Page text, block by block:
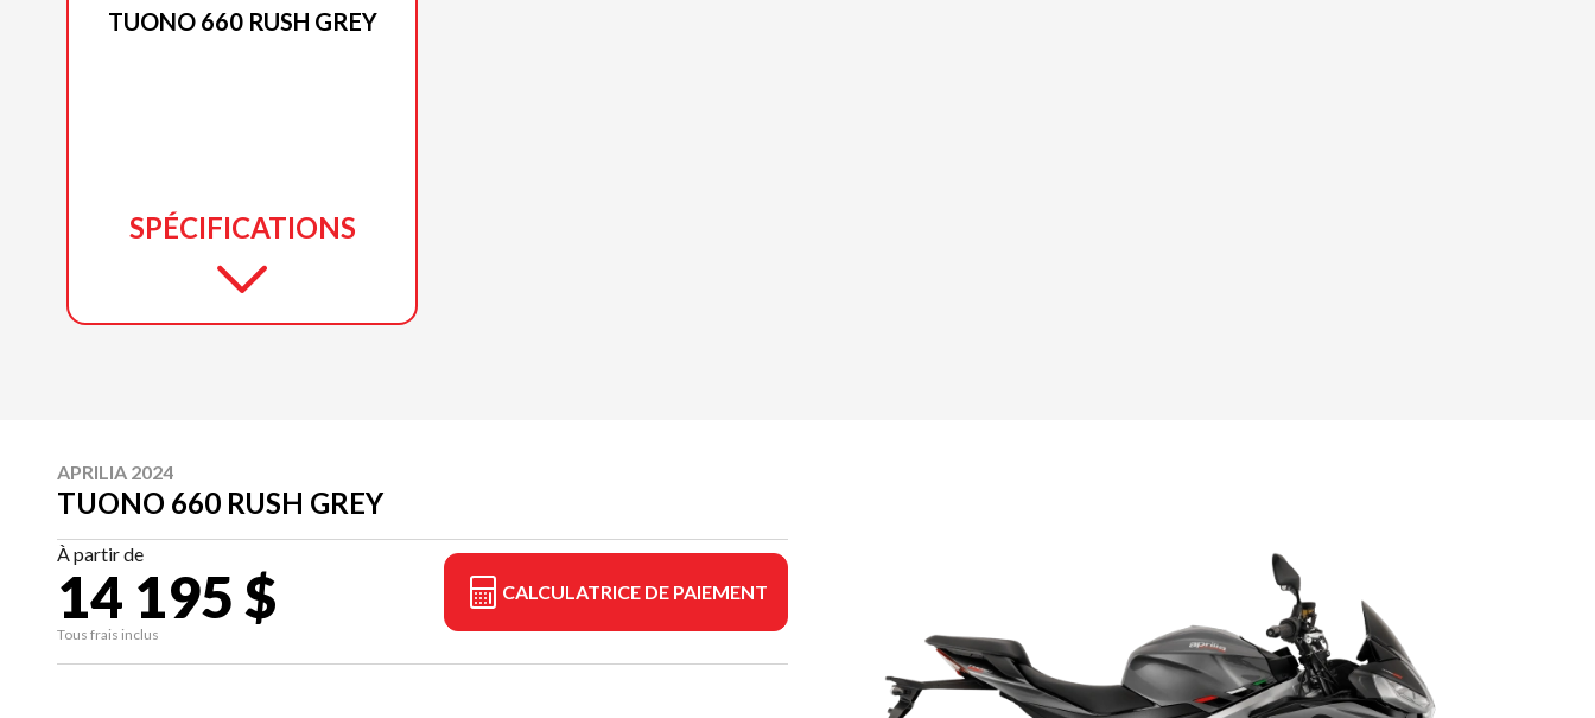
TUONO 660 RUSH GREY
SPÉCIFICATIONS
APRILIA 2024
TUONO 660 RUSH GREY
À partir de
14 195 $
Tous frais inclus
CALCULATRICE DE PAIEMENT